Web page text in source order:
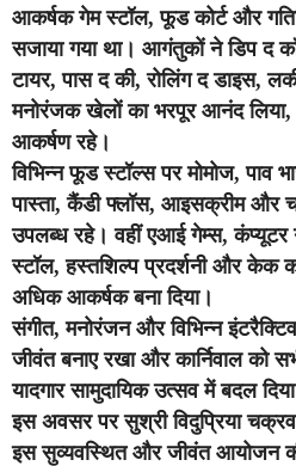
आकर्षक गेम स्टॉल, फूड कोर्ट और
सजाया गया था। आगंतुकों ने डिप द
टायर, पास द की, रोलिंग द डाइस,
मनोरंजक खेलों का भरपूर आनंद लिया,
आकर्षण रहे।
विभिन्न फूड स्टॉल्स पर मोमोज, पाव
पास्ता, कैंडी फ्लॉस, आइसक्रीम और
उपलब्ध रहे। वहीं एआई गेम्स, कंप्यूटर
स्टॉल, हस्तशिल्प प्रदर्शनी और केक
अधिक आकर्षक बना दिया।
संगीत, मनोरंजन और विभिन्न
जीवंत बनाए रखा और कार्निवाल को
यादगार सामुदायिक उत्सव में बदल
इस अवसर पर सुश्री विदुप्रिया
इस सुव्यवस्थित और जीवंत आयोजन की